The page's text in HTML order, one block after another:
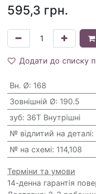
595,3 грн.
Додати до списку
Вн. Ø: 168
Зовнішній Ø: 190.5
зуб: 36T Внутрішні
№ відлитий на деталі:
№ на схемі: 114,108
Терміни та умови
14-денна гарантія